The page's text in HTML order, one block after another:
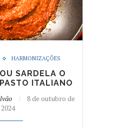
HARMONIZAÇÕES
SARDELA O
ITALIANO
8 de outubro de
2024